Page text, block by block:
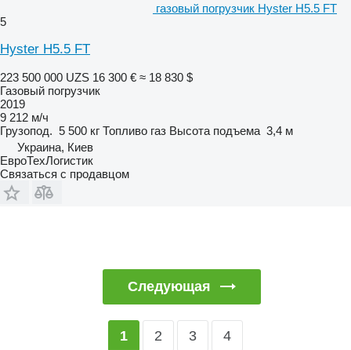
газовый погрузчик Hyster H5.5 FT
5
Hyster H5.5 FT
223 500 000 UZS 16 300 € ≈ 18 830 $
Газовый погрузчик
2019
9 212 м/ч
Грузопод. 5 500 кг Топливо газ Высота подъема 3,4 м
Украина, Киев
ЕвроТехЛогистик
Связаться с продавцом
Следующая
1 2 3 4